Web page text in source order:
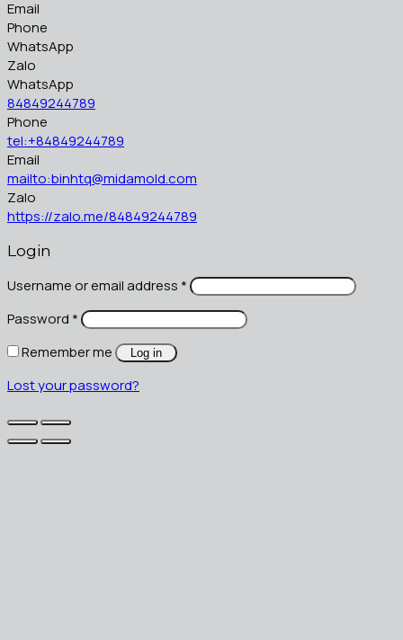
Email
Phone
WhatsApp
Zalo
WhatsApp
84849244789
Phone
tel:+84849244789
Email
mailto:binhtq@midamold.com
Zalo
https://zalo.me/84849244789
Login
Username or email address *
Password *
Remember me
Log in
Lost your password?